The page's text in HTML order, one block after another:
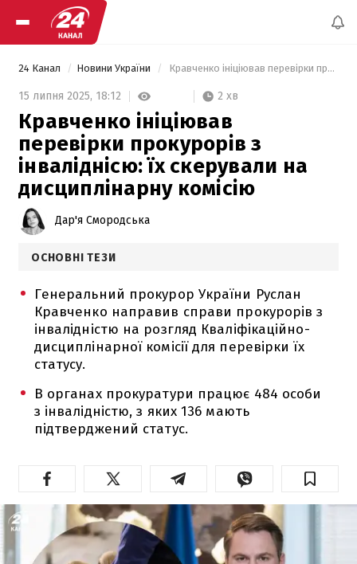
24 Канал Новини України Кравченко ініціював перевірки прокурорів з інваліднісю: їх скерували на дисциплінарну комісію
15 липня 2025, 18:12 2 хв
Кравченко ініціював
перевірки прокурорів з
інваліднісю: їх скерували на
дисциплінарну комісію
Дар'я Смородська
ОСНОВНІ ТЕЗИ
Генеральний прокурор України Руслан
Кравченко направив справи прокурорів з
інвалідністю на розгляд Кваліфікаційно-
дисциплінарної комісії для перевірки їх
статусу.
В органах прокуратури працює 484 особи
з інвалідністю, з яких 136 мають
підтверджений статус.